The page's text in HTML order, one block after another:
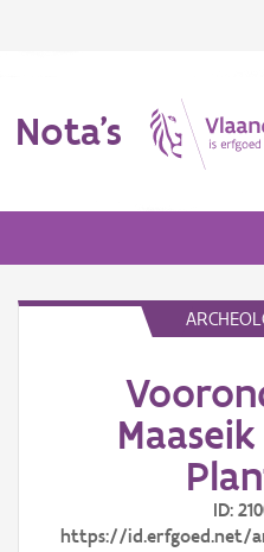
Nota's
ID:
https://id.erfgoed.net/